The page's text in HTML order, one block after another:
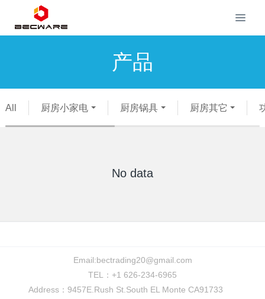
产品
All 厨房小家电 厨房锅具 厨房其它
No data
Email:bectrading20@gmail.com
TEL：+1 626-234-6965
Address：9457E.Rush St.South EL Monte CA91733